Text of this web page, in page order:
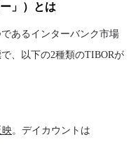
」）とは
あるインターバンク市場
、以下の2種類のTIBORが
映。デイカウントは